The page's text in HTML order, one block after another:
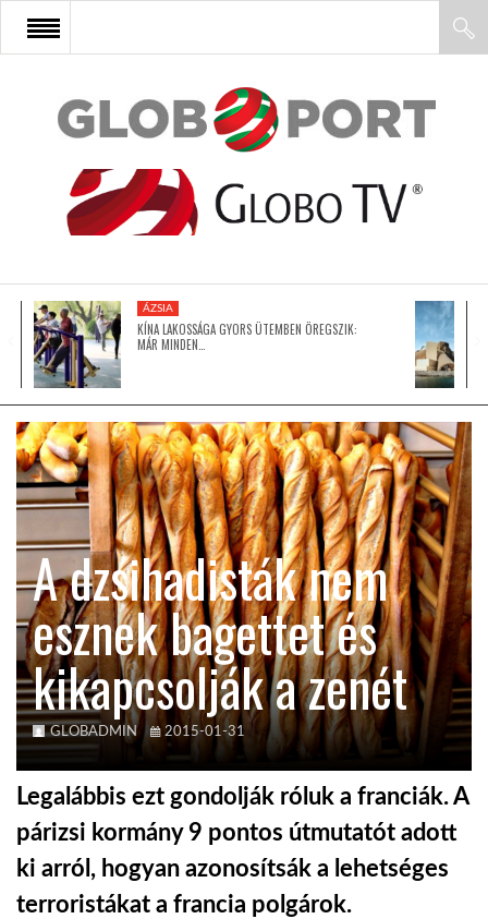
FŐOLDAL
AFRIKA
ÁZSIA
LATIN-AMERIKA
KÖZEL-KELET
AUSZTRÁLIA
A VILÁG ITTHON
MÉDIA
GLOBOTV BP
ÁZSIA
KÍNA LAKOSSÁGA GYORS ÜTEMBEN ÖREGSZIK:
MÁR MINDEN…
A dzsihadisták nem
esznek bagettet és
kikapcsolják a zenét
GLOBADMIN 2015-01-31
Legalábbis ezt gondolják róluk a franciák. A
párizsi kormány 9 pontos útmutatót adott
ki arról, hogyan azonosítsák a lehetséges
terroristákat a francia polgárok.